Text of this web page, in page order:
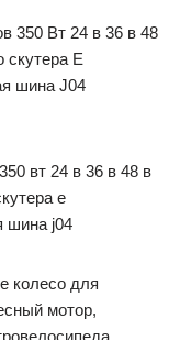
вт 24 в 36 в 48 в
e
шина j04